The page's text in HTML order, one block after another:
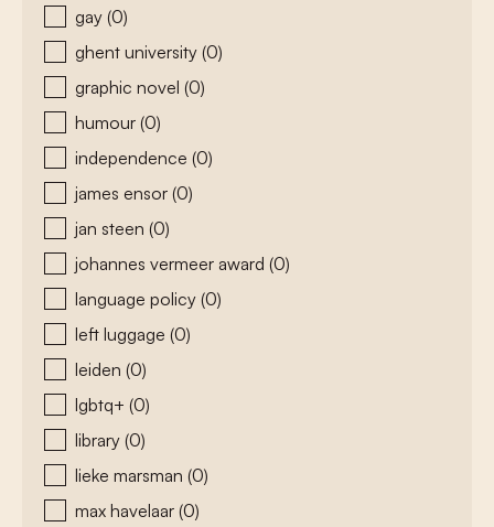
gay (0)
ghent university (0)
graphic novel (0)
humour (0)
independence (0)
james ensor (0)
jan steen (0)
johannes vermeer award (0)
language policy (0)
left luggage (0)
leiden (0)
lgbtq+ (0)
library (0)
lieke marsman (0)
max havelaar (0)